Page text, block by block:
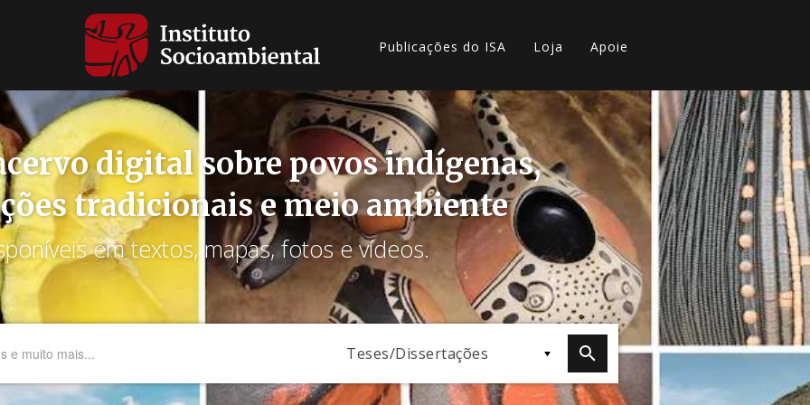
Publicações do ISA Loja Apoie
digital sobre povos indígenas,
tradicionais e meio ambiente
em textos, mapas, fotos e vídeos.
Teses/Dissertações